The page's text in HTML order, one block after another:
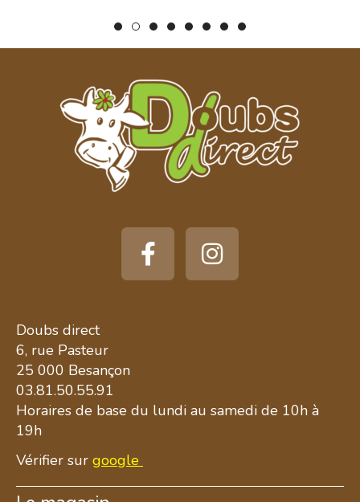
Doubs direct
6, rue Pasteur
25 000 Besançon
03.81.50.55.91
Horaires de base du lundi au samedi de 10h à
19h
Vérifier sur google